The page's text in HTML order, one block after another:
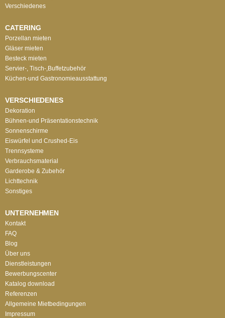
Verschiedenes
CATERING
Porzellan mieten
Gläser mieten
Besteck mieten
Servier-, Tisch-,Buffetzubehör
Küchen-und Gastronomieausstattung
VERSCHIEDENES
Dekoration
Bühnen-und Präsentationstechnik
Sonnenschirme
Eiswürfel und Crushed-Eis
Trennsysteme
Verbrauchsmaterial
Garderobe & Zubehör
Lichttechnik
Sonstiges
UNTERNEHMEN
Kontakt
FAQ
Blog
Über uns
Dienstleistungen
Bewerbungscenter
Katalog download
Referenzen
Allgemeine Mietbedingungen
Impressum